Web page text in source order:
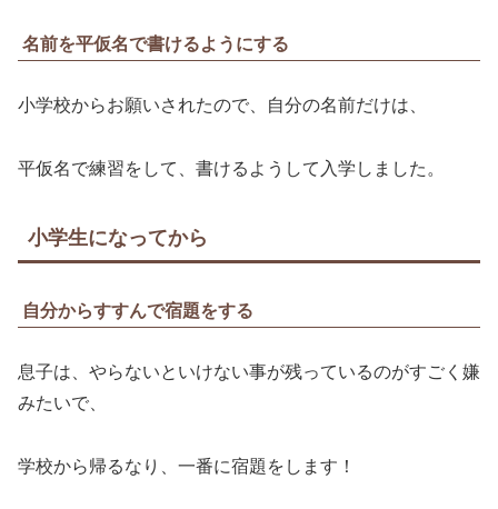
名前を平仮名で書けるようにする
小学校からお願いされたので、自分の名前だけは、
平仮名で練習をして、書けるようして入学しました。
小学生になってから
自分からすすんで宿題をする
息子は、やらないといけない事が残っているのがすごく嫌
みたいで、
学校から帰るなり、一番に宿題をします！